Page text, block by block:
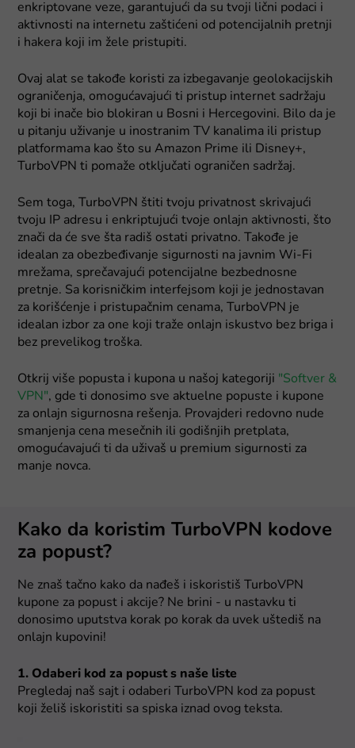
enkriptovane veze, garantujući da su tvoji lični podaci i
aktivnosti na internetu zaštićeni od potencijalnih pretnji
i hakera koji im žele pristupiti.
Ovaj alat se takođe koristi za izbegavanje geolokacijskih
ograničenja, omogućavajući ti pristup internet sadržaju
koji bi inače bio blokiran u Bosni i Hercegovini. Bilo da je
u pitanju uživanje u inostranim TV kanalima ili pristup
platformama kao što su Amazon Prime ili Disney+,
TurboVPN ti pomaže otključati ograničen sadržaj.
Sem toga, TurboVPN štiti tvoju privatnost skrivajući
tvoju IP adresu i enkriptujući tvoje onlajn aktivnosti, što
znači da će sve šta radiš ostati privatno. Takođe je
idealan za obezbeđivanje sigurnosti na javnim Wi-Fi
mrežama, sprečavajući potencijalne bezbednosne
pretnje. Sa korisničkim interfejsom koji je jednostavan
za korišćenje i pristupačnim cenama, TurboVPN je
idealan izbor za one koji traže onlajn iskustvo bez briga i
bez prevelikog troška.
Otkrij više popusta i kupona u našoj kategoriji "Softver &
VPN", gde ti donosimo sve aktuelne popuste i kupone
za onlajn sigurnosna rešenja. Provajderi redovno nude
smanjenja cena mesečnih ili godišnjih pretplata,
omogućavajući ti da uživaš u premium sigurnosti za
manje novca.
Kako da koristim TurboVPN kodove
za popust?
Ne znaš tačno kako da nađeš i iskoristiš TurboVPN
kupone za popust i akcije? Ne brini - u nastavku ti
donosimo uputstva korak po korak da uvek uštediš na
onlajn kupovini!
1. Odaberi kod za popust s naše liste
Pregledaj naš sajt i odaberi TurboVPN kod za popust
koji želiš iskoristiti sa spiska iznad ovog teksta.